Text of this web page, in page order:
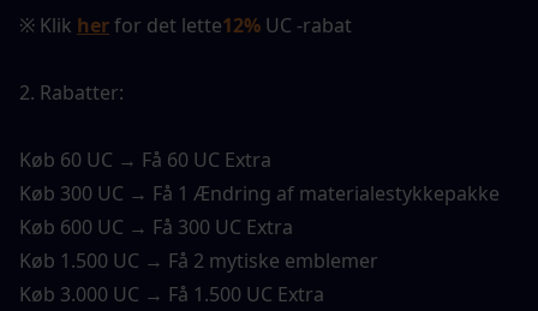
※ Klik her for det lette12% UC -rabat
2. Rabatter:
Køb 60 UC → Få 60 UC Extra
Køb 300 UC → Få 1 Ændring af materialestykkepakke
Køb 600 UC → Få 300 UC Extra
Køb 1.500 UC → Få 2 mytiske emblemer
Køb 3.000 UC → Få 1.500 UC Extra